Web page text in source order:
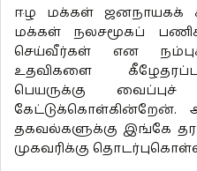
ஈழ மக்கள் ஜனநாயகக்
மக்கள் நலசமூகப்
செய்வீர்கள் என
உதவிகளை
பெயருக்கு வைப்புச்
கேட்டுக்கொள்கின்றேன்.
தகவல்களுக்கு இங்கே
முகவரிக்கு